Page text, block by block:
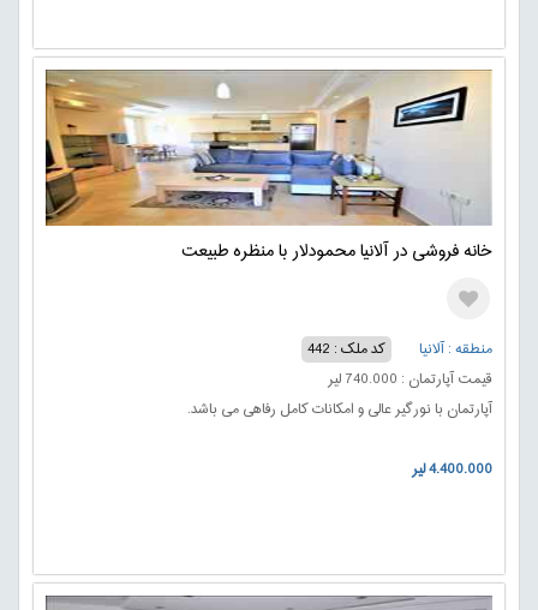
خانه فروشی در آلانیا محمودلار با منظره طبیعت
منطقه : آلانیا
کد ملک : 442
قیمت آپارتمان : 740.000 لیر
آپارتمان با نورگیر عالی و امکانات کامل رفاهی می باشد.
4.400.000 لیر